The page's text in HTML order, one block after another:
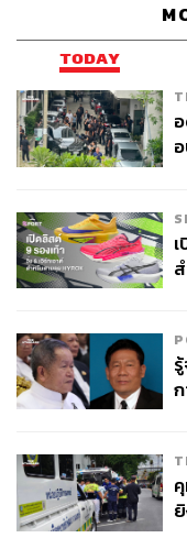
ใบไธม์ สำหรับต
เปลือกส้มฝาน
น้ำแครนเบอร์รี
เปลือกต้นเชอร์รี
วิธีทำ
ใส่น้ำมะนาว
รินไวน์โรเซที่เต
ท็อปด้วยน้ำโทนิ
สามารถสร้างก
ได้ ซึ่งบาร์เทนเ
ดก่อนเสิร์ฟ
TODAY